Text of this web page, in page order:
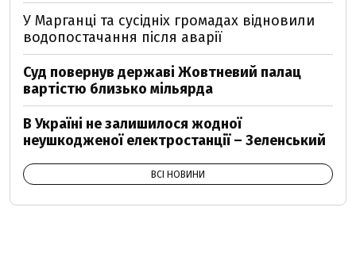
У Марганці та сусідніх громадах відновили
водопостачання після аварії
Суд повернув державі Жовтневий палац
вартістю близько мільярда
В Україні не залишилося жодної
неушкодженої електростанції – Зеленський
ВСІ НОВИНИ